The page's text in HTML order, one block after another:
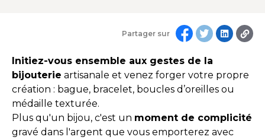
Partager sur
Initiez-vous ensemble aux gestes de la
bijouterie artisanale et venez forger votre propre
création : bague, bracelet, boucles d’oreilles ou
médaille texturée.
Plus qu'un bijou, c'est un moment de complicité
gravé dans l'argent que vous emporterez avec